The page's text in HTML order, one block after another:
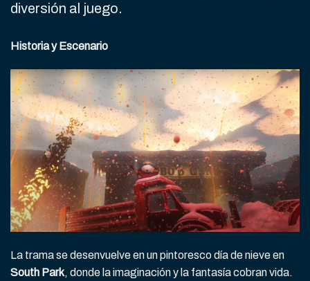
diversión al juego.
Historia y Escenario
La trama se desenvuelve en un pintoresco día de nieve en
South Park, donde la imaginación y la fantasía cobran vida.